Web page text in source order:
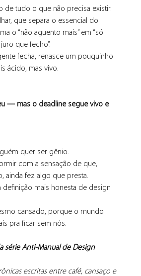
de tudo o que não precisa existir.
que separa o essencial do
o “não aguento mais” em “só
que fecho”.
fecha, renasce um pouquinho
ácido, mas vivo.
— mas o deadline segue vivo e
quer ser gênio.
com a sensação de que,
ainda fez algo que presta.
definição mais honesta de design
cansado, porque o mundo
pra ficar sem nós.
série Anti-Manual de Design
escritas entre café, cansaço e